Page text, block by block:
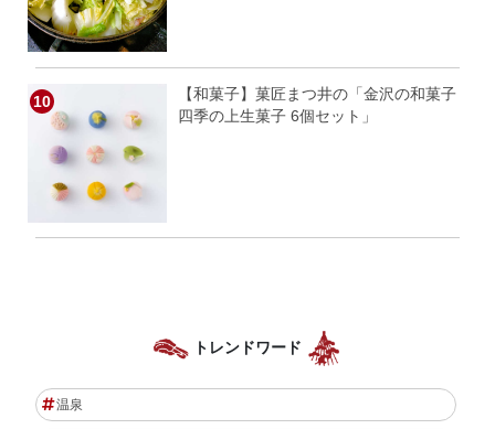
【和菓子】菓匠まつ井の「金沢の和菓子
四季の上生菓子 6個セット」
トレンドワード
温泉